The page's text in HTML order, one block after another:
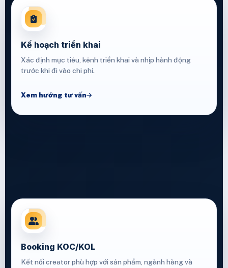
Kế hoạch triển khai
Xác định mục tiêu, kênh triển khai và nhịp hành động
trước khi đi vào chi phí.
Xem hướng tư vấn
Booking KOC/KOL
Kết nối creator phù hợp với sản phẩm, ngành hàng và